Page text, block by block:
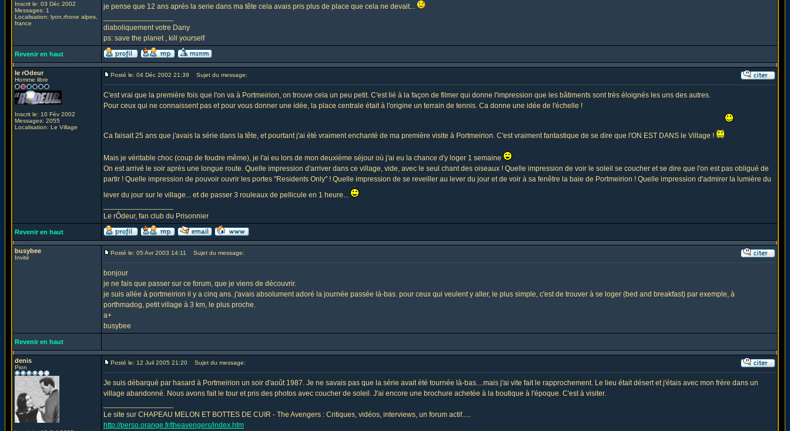
Inscrit le: 03 Déc 2002
Messages: 1
Localisation: lyon,rhone alpes,
france
je pense que 12 ans aprés la serie dans ma tête cela avais pris plus de place que cela ne devait...
diaboliquement votre Dany
ps: save the planet , kill yourself
Revenir en haut
le rOdeur
Homme libre
Inscrit le: 10 Fév 2002
Messages: 2055
Localisation: Le Village
Posté le: 04 Déc 2002 21:39 Sujet du message:
C'est vrai que la première fois que l'on va à Portmeirion, on trouve cela un peu petit. C'est lié à la façon de filmer qui donne l'impression que les bâtiments sont très éloignés les uns des autres.
Pour ceux qui ne connaissent pas et pour vous donner une idée, la place centrale était à l'origine un terrain de tennis. Ca donne une idée de l'échelle !
Ca faisait 25 ans que j'avais la série dans la tête, et pourtant j'ai été vraiment enchanté de ma première visite à Portmeirion. C'est vraiment fantastique de se dire que l'ON EST DANS le Village !
Mais je véritable choc (coup de foudre même), je l'ai eu lors de mon deuxième séjour où j'ai eu la chance d'y loger 1 semaine
On est arrivé le soir après une longue route. Quelle impression d'arriver dans ce village, vide, avec le seul chant des oiseaux ! Quelle impression de voir le soleil se coucher et se dire que l'on est pas obligué de
partir ! Quelle impression de pouvoir ouvrir les portes "Residents Only" ! Quelle impression de se reveiller au lever du jour et de voir à sa fenêtre la baie de Portmeirion ! Quelle impression d'admirer la lumière du
lever du jour sur le village... et de passer 3 rouleaux de pellicule en 1 heure...
Le rÔdeur, fan club du Prisonnier
Revenir en haut
busybee
Invité
Posté le: 05 Avr 2003 14:11 Sujet du message:
bonjour
je ne fais que passer sur ce forum, que je viens de découvrir.
je suis allée à portmeirion il y a cinq ans. j'avais absolument adoré la journée passée là-bas. pour ceux qui veulent y aller, le plus simple, c'est de trouver à se loger (bed and breakfast) par exemple, à
porthmadog, petit village à 3 km, le plus proche.
a+
busybee
Revenir en haut
denis
Pion
Posté le: 12 Juil 2005 21:20 Sujet du message:
Je suis débarqué par hasard à Portmeirion un soir d'août 1987. Je ne savais pas que la série avait été tournée là-bas....mais j'ai vite fait le rapprochement. Le lieu était désert et j'étais avec mon frère dans un
village abandonné. Nous avons fait le tour et pris des photos avec coucher de soleil. J'ai encore une brochure achetée à la boutique à l'époque. C'est à visiter.
Le site sur CHAPEAU MELON ET BOTTES DE CUIR - The Avengers : Critiques, vidéos, interviews, un forum actif.....
http://perso.orange.fr/theavengers/index.htm